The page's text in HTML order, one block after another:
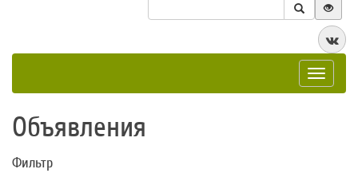
Toggle
Объявления
Фильтр